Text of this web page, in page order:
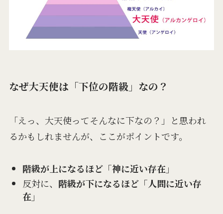
なぜ大天使は「下位の階級」なの？
「えっ、大天使ってそんなに下なの？」と思われ
るかもしれませんが、ここがポイントです。
階級が上になるほど「神に近い存在」
反対に、 階級が下になるほど「人間に近い存
在」